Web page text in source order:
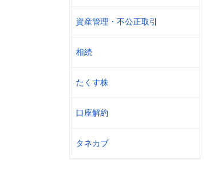
資産管理・不公正取引
相続
たくす株
口座解約
タネカブ